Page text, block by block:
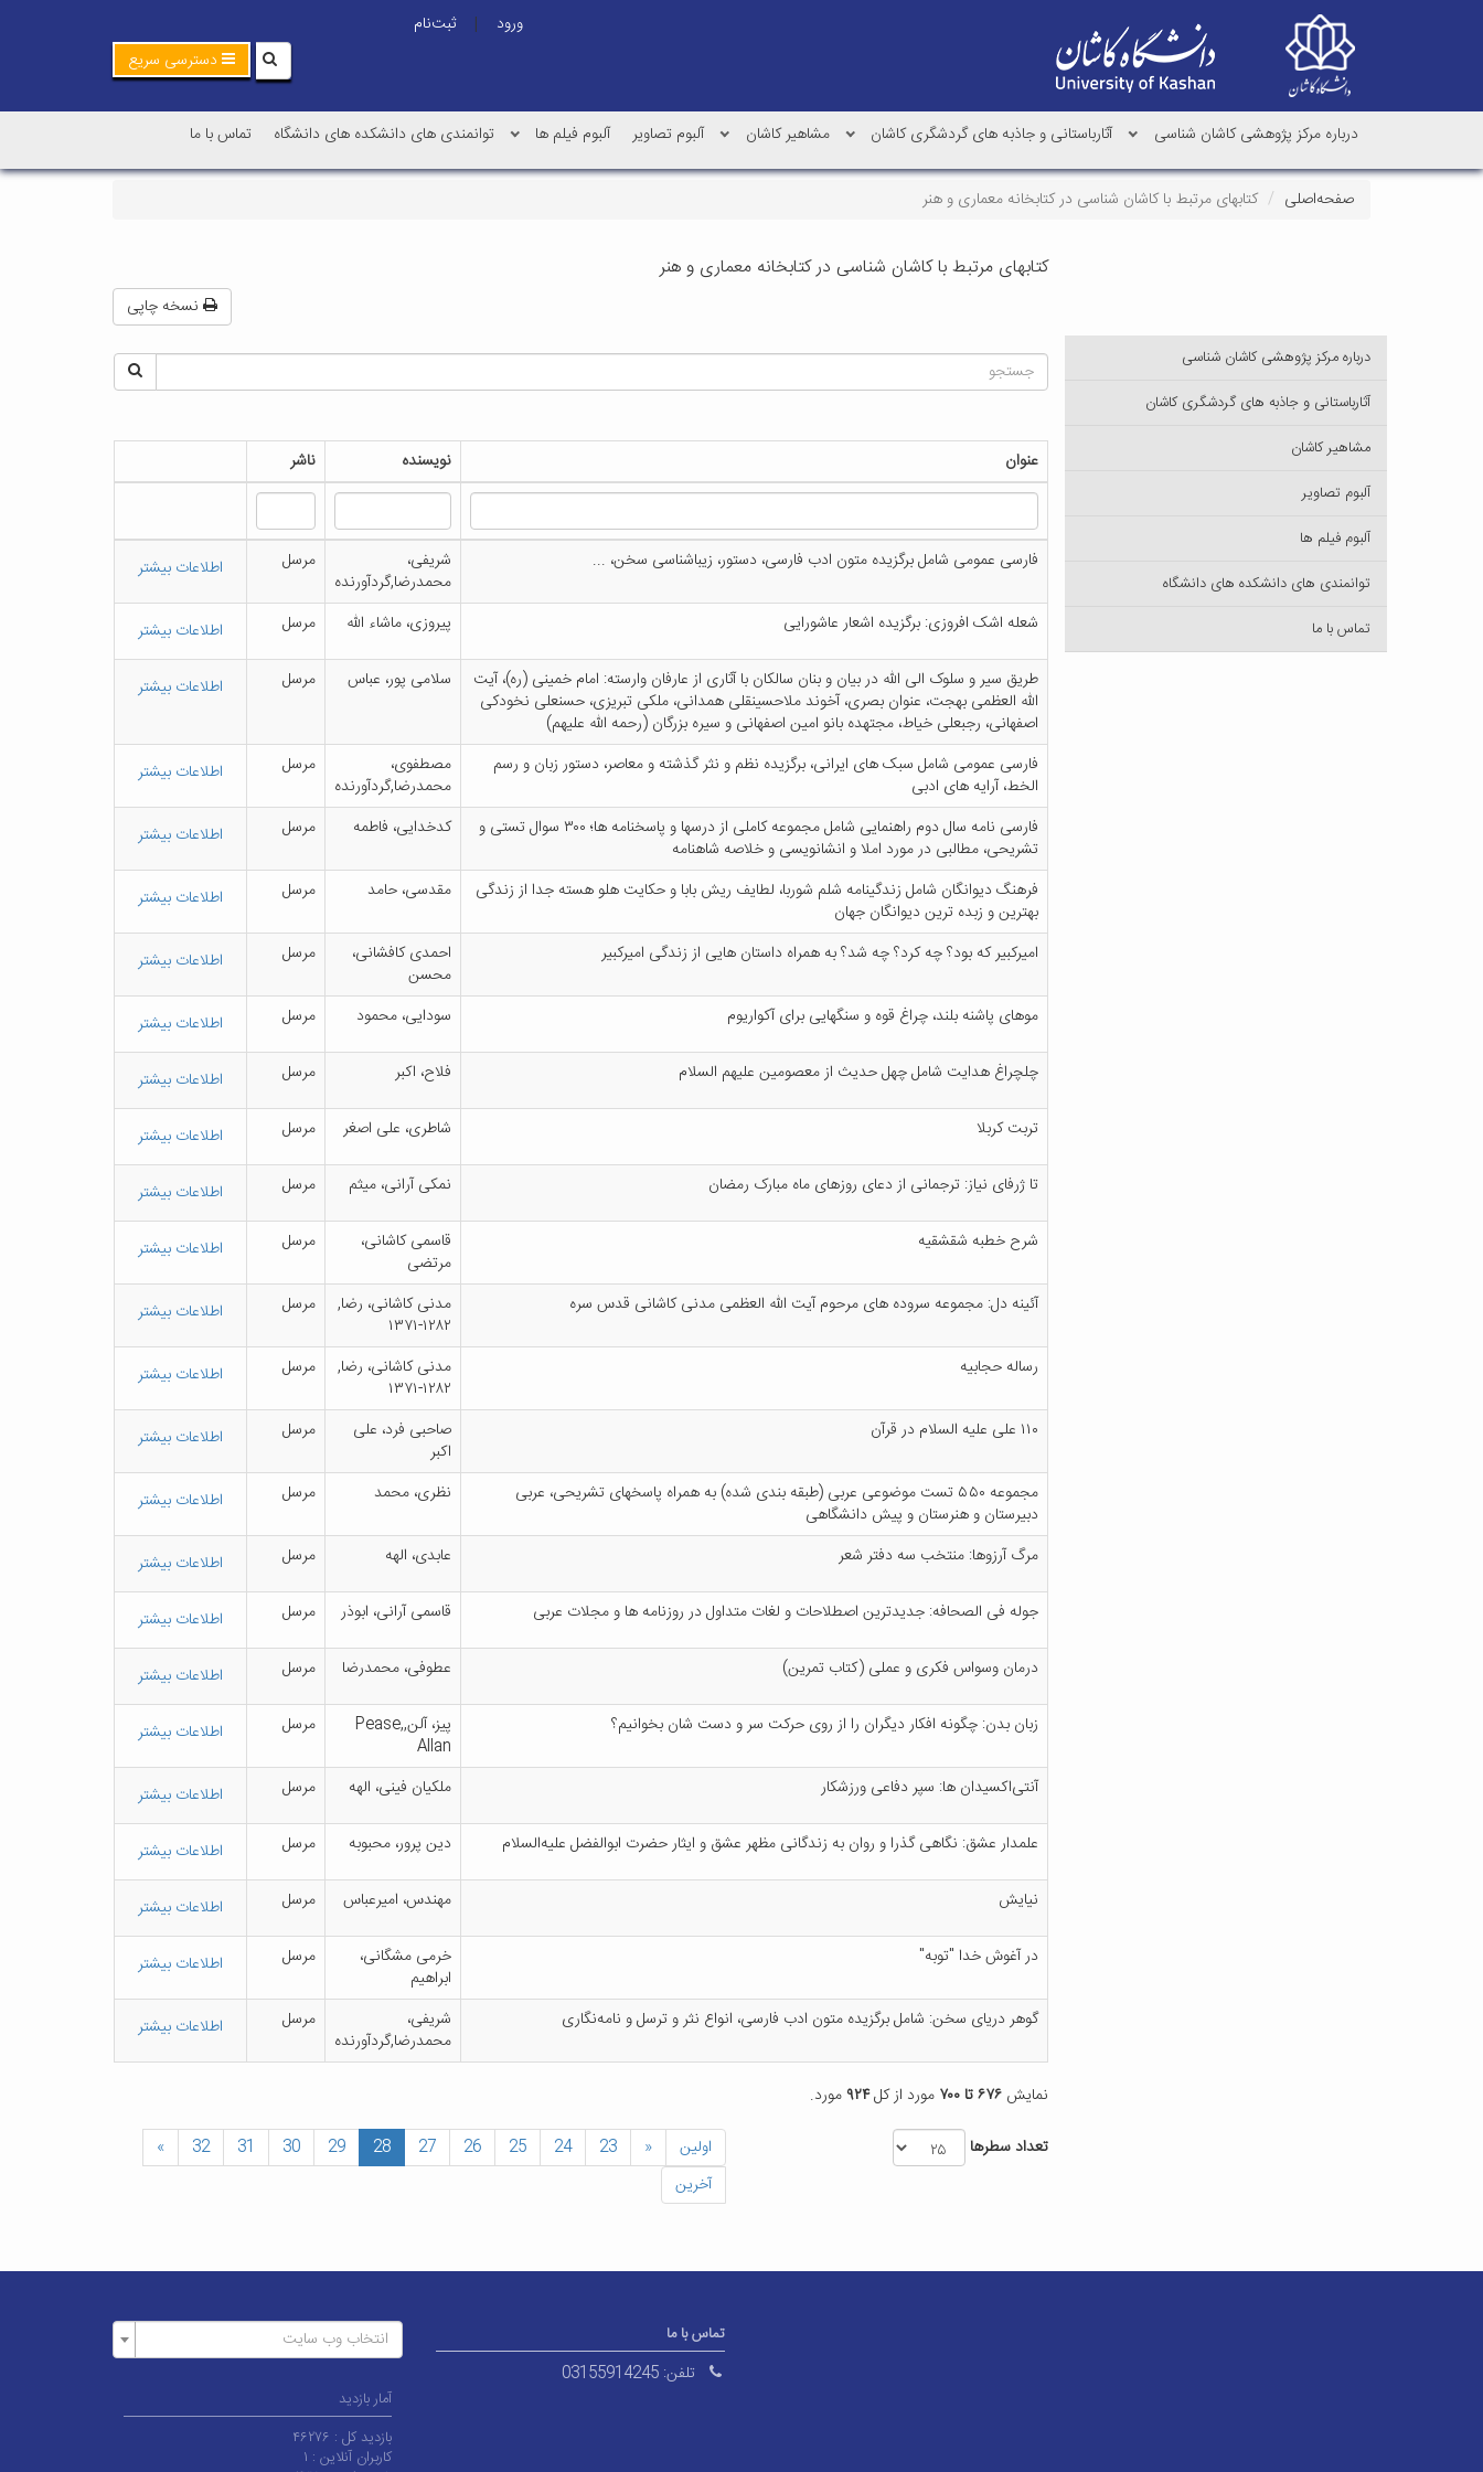
ورود |
ثبت‌نام
دسترسی سریع
درباره مرکز پژوهشی کاشان شناسی آثارباستانی و جاذبه های گردشگری کاشان مشاهیر کاشان آلبوم تصاویر آلبوم فیلم ها توانمندی های دانشکده های دانشگاه تماس با ما
صفحه‌اصلی کتابهای مرتبط با کاشان شناسی در کتابخانه معماری و هنر
کتابهای مرتبط با کاشان شناسی در کتابخانه معماری و هنر
نسخه چاپی
ع‍ن‍وان‌ نویسنده‌ ن‍اش‍ر
ف‍ارس‍ی‌ ع‍م‍وم‍ی‌ ش‍ام‍ل‌ ب‍رگ‍زی‍ده‌ م‍ت‍ون‌ ادب‌ ف‍ارس‍ی‌، دس‍ت‍ور، زی‍ب‍اش‍ن‍اس‍ی‌ س‍خ‍ن‌، ...
ش‍ری‍ف‍ی‌،
م‍ح‍م‍درض‍ا,گ‍ردآورن‍ده‌
م‍رس‍ل‌ اطلاعات بیشتر
ش‍ع‍ل‍ه‌ اش‍ک‌ اف‍روزی‌: ب‍رگ‍زی‍ده‌ اش‍ع‍ار ع‍اش‍ورای‍ی‌ پ‍ی‍روزی‌، م‍اش‍اء ال‍ل‍ه‌ م‍رس‍ل‌
اطلاعات بیشتر
طری‍ق‌ س‍ی‍ر و س‍ل‍وک‌ ال‍ی‌ ال‍ل‍ه‌ در ب‍ی‍ان‌ و ب‍ن‍ان‌ س‍ال‍ک‍ان‌ ب‍ا آث‍اری‌ از ع‍ارف‍ان‌ وارس‍ت‍ه‌: ام‍ام‌ خ‍م‍ی‍ن‍ی‌ (ره‌)، آی‍ت‌
ال‍ل‍ه‌ ال‍ع‍ظم‍ی‌ ب‍ه‍ج‍ت‌، ع‍ن‍وان‌ ب‍ص‍ری‌، آخ‍ون‍د م‍لاح‍س‍ی‍ن‍ق‍ل‍ی‌ ه‍م‍دان‍ی‌، م‍ل‍ک‍ی‌ ت‍ب‍ری‍زی‌، ح‍س‍ن‍ع‍ل‍ی‌ ن‍خ‍ودک‍ی‌
اص‍ف‍ه‍ان‍ی‌، رج‍ب‍ع‍ل‍ی‌ خ‍ی‍اط، م‍ج‍ت‍ه‍ده‌ ب‍ان‍و ام‍ی‍ن‌ اص‍ف‍ه‍ان‍ی‌ و س‍ی‍ره‌ ب‍زرگ‍ان‌ (رح‍م‍ه‌ ال‍ل‍ه‌ ع‍ل‍ی‍ه‍م‌)
س‍لام‍ی‌ پ‍ور، ع‍ب‍اس‌ م‍رس‍ل‌ اطلاعات بیشتر
ف‍ارس‍ی‌ ع‍م‍وم‍ی‌ ش‍ام‍ل‌ س‍ب‍ک‌ ه‍ای‌ ای‍ران‍ی‌، ب‍رگ‍زی‍ده‌ ن‍ظم‌ و ن‍ث‍ر گ‍ذش‍ت‍ه‌ و م‍ع‍اص‍ر، دس‍ت‍ور زب‍ان‌ و رس‍م‌
ال‍خ‍ط، آرای‍ه‌ ه‍ای‌ ادب‍ی‌
م‍ص‍طف‍وی‌،
م‍ح‍م‍درض‍ا,گ‍ردآورن‍ده‌
م‍رس‍ل‌ اطلاعات بیشتر
ف‍ارس‍ی‌ ن‍ام‍ه‌ س‍ال‌ دوم‌ راه‍ن‍م‍ای‍ی‌ ش‍ام‍ل‌ م‍ج‍م‍وع‍ه‌ ک‍ام‍ل‍ی‌ از درس‍ه‍ا و پ‍اس‍خ‍ن‍ام‍ه‌ ه‍ا؛ ۳۰۰ س‍وال‌ ت‍س‍ت‍ی‌ و
ت‍ش‍ری‍ح‍ی‌، م‍طال‍ب‍ی‌ در م‍ورد ام‍لا و ان‍ش‍ان‍وی‍س‍ی‌ و خ‍لاص‍ه‌ ش‍اه‍ن‍ام‍ه‌
ک‍دخ‍دای‍ی‌، ف‍اطم‍ه‌ م‍رس‍ل‌ اطلاعات بیشتر
ف‍ره‍ن‍گ‌ دی‍وان‍گ‍ان‌ ش‍ام‍ل‌ زن‍دگ‍ی‍ن‍ام‍ه‌ ش‍ل‍م‌ ش‍ورب‍ا، ل‍طای‍ف‌ ری‍ش‌ ب‍اب‍ا و ح‍ک‍ای‍ت‌ ه‍ل‍و ه‍س‍ت‍ه‌ ج‍دا از زن‍دگ‍ی‌
ب‍ه‍ت‍ری‍ن‌ و زب‍ده‌ ت‍ری‍ن‌ دی‍وان‍گ‍ان‌ ج‍ه‍ان‌
م‍ق‍دس‍ی‌، ح‍ام‍د م‍رس‍ل‌ اطلاعات بیشتر
ام‍ی‍رک‍ب‍ی‍ر ک‍ه‌ ب‍ود؟ چ‍ه‌ ک‍رد؟ چ‍ه‌ ش‍د؟ ب‍ه‌ ه‍م‍راه‌ داس‍ت‍ان‌ ه‍ای‍ی‌ از زن‍دگ‍ی‌ ام‍ی‍رک‍ب‍ی‍ر
اح‍م‍دی‌ ک‍اف‍ش‍ان‍ی‌،
م‍ح‍س‍ن‌
م‍رس‍ل‌ اطلاعات بیشتر
م‍وه‍ای‌ پ‍اش‍ن‍ه‌ ب‍ل‍ن‍د، چ‍راغ‌ ق‍وه‌ و س‍ن‍گ‍ه‍ای‍ی‌ ب‍رای‌ آک‍واری‍وم‌ س‍ودای‍ی‌، م‍ح‍م‍ود م‍رس‍ل‌
اطلاعات بیشتر
چ‍ل‍چ‍راغ‌ ه‍دای‍ت‌ ش‍ام‍ل‌ چ‍ه‍ل‌ ح‍دی‍ث‌ از م‍ع‍ص‍وم‍ی‍ن‌ ع‍ل‍ی‍ه‍م‌ ال‍س‍لام‌
ف‍لاح‌، اک‍ب‍ر م‍رس‍ل‌
اطلاعات بیشتر
ت‍رب‍ت‌ ک‍رب‍لا
ش‍اطری‌، ع‍ل‍ی‌ اص‍غ‍ر م‍رس‍ل‌
اطلاعات بیشتر
ت‍ا ژرف‍ای‌ ن‍ی‍از: ت‍رج‍م‍ان‍ی‌ از دع‍ای‌ روزه‍ای‌ م‍اه‌ م‍ب‍ارک‌ رم‍ض‍ان‌
ن‍م‍ک‍ی‌ آران‍ی‌، م‍ی‍ث‍م‌ م‍رس‍ل‌
اطلاعات بیشتر
ش‍رح‌ خ‍طب‍ه‌ ش‍ق‍ش‍ق‍ی‍ه‌
ق‍اس‍م‍ی‌ ک‍اش‍ان‍ی‌،
م‍رت‍ض‍ی‌
م‍رس‍ل‌ اطلاعات بیشتر
آئ‍ی‍ن‍ه‌ دل‌: م‍ج‍م‍وع‍ه‌ س‍روده‌ ه‍ای‌ م‍رح‍وم‌ آی‍ت‌ ال‍ل‍ه‌ ال‍ع‍ظم‍ی‌ م‍دن‍ی‌ ک‍اش‍ان‍ی‌ ق‍دس‌ س‍ره‌
م‍دن‍ی‌ ک‍اش‍ان‍ی‌، رض‍ا,
۱۲۸۲-۱۳۷۱
م‍رس‍ل‌ اطلاعات بیشتر
رس‍ال‍ه‌ ح‍ج‍اب‍ی‍ه‌
م‍دن‍ی‌ ک‍اش‍ان‍ی‌، رض‍ا,
۱۲۸۲-۱۳۷۱
م‍رس‍ل‌ اطلاعات بیشتر
۱۱۰ ع‍ل‍ی‌ ع‍ل‍ی‍ه‌ ال‍س‍لام‌ در ق‍رآن‌
ص‍اح‍ب‍ی‌ ف‍رد، ع‍ل‍ی‌
اک‍ب‍ر
م‍رس‍ل‌ اطلاعات بیشتر
م‍ج‍م‍وع‍ه‌ ۵۵۰ ت‍س‍ت‌ م‍وض‍وع‍ی‌ ع‍رب‍ی‌ (طب‍ق‍ه‌ ب‍ن‍دی‌ ش‍ده‌) ب‍ه‌ ه‍م‍راه‌ پ‍اس‍خ‍ه‍ای‌ ت‍ش‍ری‍ح‍ی‌، ع‍رب‍ی‌
دب‍ی‍رس‍ت‍ان‌ و ه‍ن‍رس‍ت‍ان‌ و پ‍ی‍ش‌ دان‍ش‍گ‍اه‍ی‌
ن‍ظری‌، م‍ح‍م‍د م‍رس‍ل‌ اطلاعات بیشتر
م‍رگ‌ آرزوه‍ا: م‍ن‍ت‍خ‍ب‌ س‍ه‌ دف‍ت‍ر ش‍ع‍ر ع‍اب‍دی‌، ال‍ه‍ه‌ م‍رس‍ل‌
اطلاعات بیشتر
ج‍ول‍ه‌ ف‍ی‌ ال‍ص‍ح‍اف‍ه‌: ج‍دی‍دت‍ری‍ن‌ اص‍طلاح‍ات‌ و ل‍غ‍ات‌ م‍ت‍داول‌ در روزن‍ام‍ه‌ ه‍ا و م‍ج‍لات‌ ع‍رب‍ی‌
ق‍اس‍م‍ی‌ آران‍ی‌، اب‍وذر م‍رس‍ل‌
اطلاعات بیشتر
درم‍ان‌ وس‍واس‌ ف‍ک‍ری‌ و ع‍م‍ل‍ی‌ (ک‍ت‍اب‌ ت‍م‍ری‍ن‌)
ع‍طوف‍ی‌، م‍ح‍م‍درض‍ا م‍رس‍ل‌
اطلاعات بیشتر
زب‍ان‌ ب‍دن‌: چ‍گ‍ون‍ه‌ اف‍ک‍ار دی‍گ‍ران‌ را از روی‌ ح‍رک‍ت‌ س‍ر و دس‍ت‌ ش‍ان‌ ب‍خ‍وان‍ی‍م‌؟
پ‍ی‍ز، آل‍ن‌,Pease,
Allan
م‍رس‍ل‌ اطلاعات بیشتر
آن‍ت‍ی‌اک‍س‍ی‍دان‌ ه‍ا: س‍پ‍ر دف‍اع‍ی‌ ورزش‍ک‍ار م‍ل‍ک‍ی‍ان‌ ف‍ی‍ن‍ی‌، ال‍ه‍ه‌ م‍رس‍ل‌
اطلاعات بیشتر
ع‍ل‍م‍دار ع‍ش‍ق‌: ن‍گ‍اه‍ی‌ گ‍ذرا و روان‌ ب‍ه‌ زن‍دگ‍ان‍ی‌ م‍ظه‍ر ع‍ش‍ق‌ و ای‍ث‍ار ح‍ض‍رت‌ اب‍وال‍ف‍ض‍ل‌ ع‍ل‍ی‍ه‌ال‍س‍لام‌
دی‍ن‌ پ‍رور، م‍ح‍ب‍وب‍ه‌ م‍رس‍ل‌
اطلاعات بیشتر
ن‍ی‍ای‍ش‌
م‍ه‍ن‍دس‌، ام‍ی‍رع‍ب‍اس‌ م‍رس‍ل‌
اطلاعات بیشتر
در آغ‍وش‌ خ‍دا "ت‍وب‍ه‌"
خ‍رم‍ی‌ م‍ش‍گ‍ان‍ی‌،
اب‍راه‍ی‍م‌
م‍رس‍ل‌ اطلاعات بیشتر
گ‍وه‍ر دری‍ای‌ س‍خ‍ن‌: ش‍ام‍ل‌ ب‍رگ‍زی‍ده‌ م‍ت‍ون‌ ادب‌ ف‍ارس‍ی‌، ان‍واع‌ ن‍ث‍ر و ت‍رس‍ل‌ و ن‍ام‍ه‌ن‍گ‍اری‌
ش‍ری‍ف‍ی‌،
م‍ح‍م‍درض‍ا,گ‍ردآورن‍ده‌
م‍رس‍ل‌ اطلاعات بیشتر
نمایش۶۷۶ تا ۷۰۰ مورد از کل۹۲۴مورد.
تعداد سطرها
اولین «
23
24
25
26
27
28
29
30
31
32
»
آخرین
درباره مرکز پژوهشی کاشان شناسی
آثارباستانی و جاذبه های گردشگری کاشان
مشاهیر کاشان
آلبوم تصاویر
آلبوم فیلم ها
توانمندی های دانشکده های دانشگاه
تماس با ما
تماس با ما
تلفن: 03155914245
انتخاب وب سایت
آمار بازدید
بازدید کل : ۴۶۲۷۶
کاربران آنلاین : ۱